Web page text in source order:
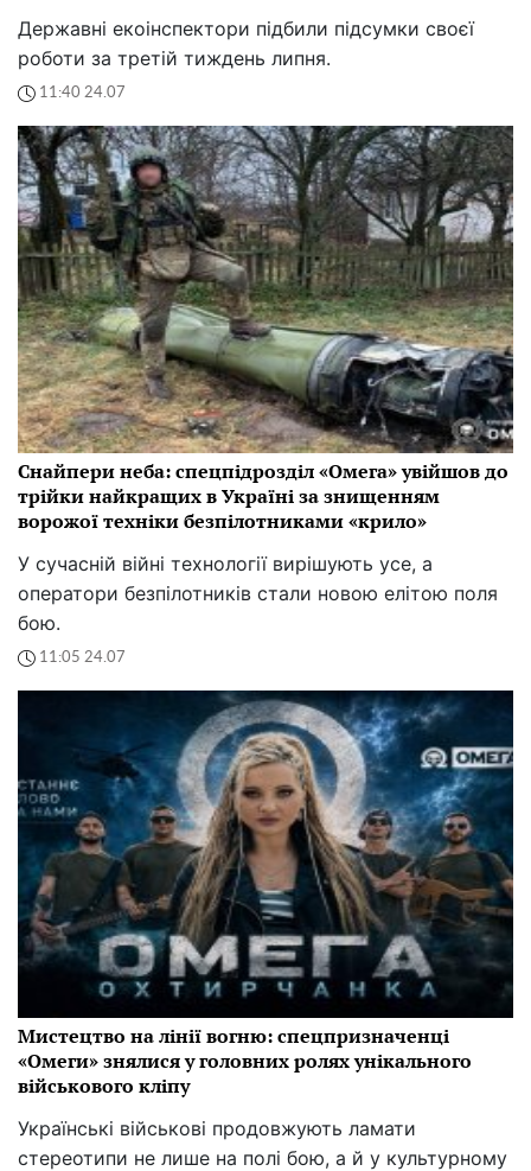
Державні екоінспектори підбили підсумки своєї
роботи за третій тиждень липня.
11:40 24.07
Снайпери неба: спецпідрозділ «Омега» увійшов до
трійки найкращих в Україні за знищенням
ворожої техніки безпілотниками «крило»
У сучасній війні технології вирішують усе, а
оператори безпілотників стали новою елітою поля
бою.
11:05 24.07
Мистецтво на лінії вогню: спецпризначенці
«Омеги» знялися у головних ролях унікального
військового кліпу
Українські військові продовжують ламати
стереотипи не лише на полі бою, а й у культурному